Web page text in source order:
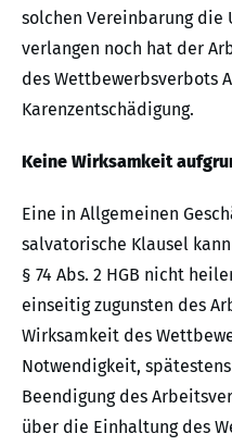
solchen Vereinbarung die
verlangen noch hat der
des Wettbewerbsverbots
Karenzentschädigung.
Keine Wirksamkeit
Eine in Allgemeinen
salvatorische Klausel
§ 74 Abs. 2 HGB nicht
einseitig zugunsten des
Wirksamkeit des
Notwendigkeit,
Beendigung des
über die Einhaltung des